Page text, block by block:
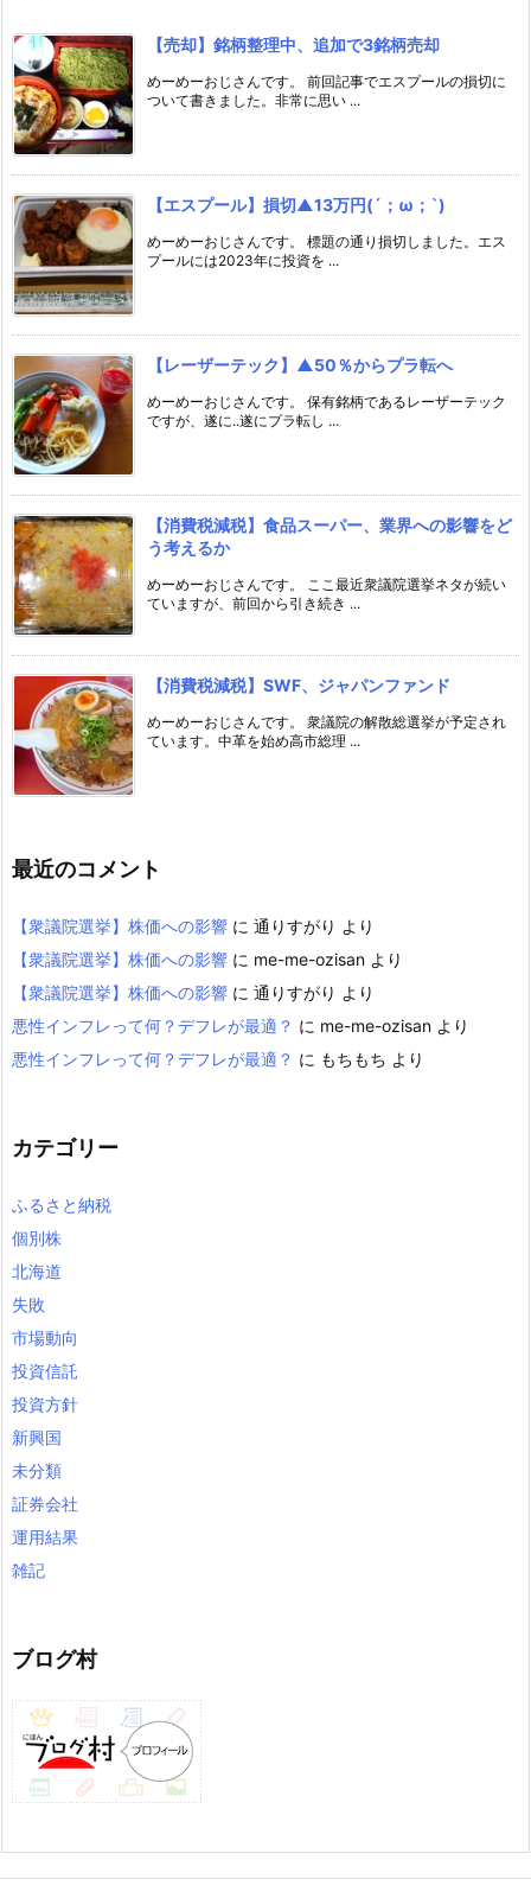
【売却】銘柄整理中、追加で3銘柄売却
めーめーおじさんです。 前回記事でエスプールの損切に
ついて書きました。非常に思い ...
【エスプール】損切▲13万円(´；ω；`)
めーめーおじさんです。 標題の通り損切しました。エス
プールには2023年に投資を ...
【レーザーテック】▲50％からプラ転へ
めーめーおじさんです。 保有銘柄であるレーザーテック
ですが、遂に..遂にプラ転し ...
【消費税減税】食品スーパー、業界への影響をど
う考えるか
めーめーおじさんです。 ここ最近衆議院選挙ネタが続い
ていますが、前回から引き続き ...
【消費税減税】SWF、ジャパンファンド
めーめーおじさんです。 衆議院の解散総選挙が予定され
ています。中革を始め高市総理 ...
最近のコメント
【衆議院選挙】株価への影響 に 通りすがり より
【衆議院選挙】株価への影響 に me-me-ozisan より
【衆議院選挙】株価への影響 に 通りすがり より
悪性インフレって何？デフレが最適？ に me-me-ozisan より
悪性インフレって何？デフレが最適？ に もちもち より
カテゴリー
ふるさと納税
個別株
北海道
失敗
市場動向
投資信託
投資方針
新興国
未分類
証券会社
運用結果
雑記
ブログ村